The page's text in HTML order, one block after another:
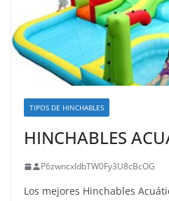
TIPOS DE HINCHABLES
HINCHABLES
P6zwncxIdbTW0Fy3U8cBcOG
Los mejores Hinchables